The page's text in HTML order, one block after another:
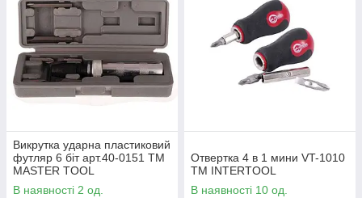
Викрутка ударна пластиковий
футляр 6 біт арт.40-0151 ТМ
MASTER TOOL
В наявності 2 од.
Отвертка 4 в 1 мини VT-1010
ТМ INTERTOOL
В наявності 10 од.